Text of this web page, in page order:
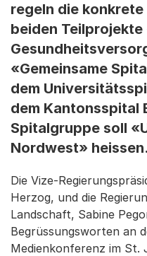
regeln die
beiden Teilprojekte
«Gemeinsame
dem
dem Kantonsspital
Spitalgruppe soll
Nordwest» heissen.
Die Vize-
Herzog, und die
Landschaft, Sabine
Begrüssungsworten an
Medienkonferenz im St.